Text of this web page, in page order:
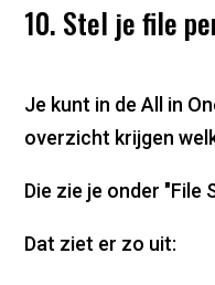
10. Stel je file
Je kunt in de All in
overzicht krijgen
Die zie je onder "File
Dat ziet er zo uit: